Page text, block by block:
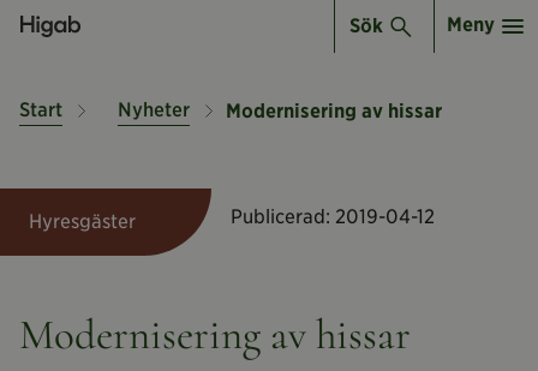
Sök Meny
Start Nyheter Modernisering av hissar
Hyresgäster Publicerad: 2019-04-12
Modernisering av hissar